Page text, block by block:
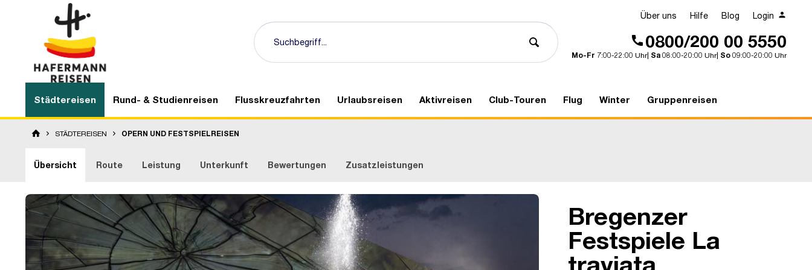
Über uns Hilfe Blog Login
0800/200 00 5550
Mo-Fr 7:00-22:00 Uhr| Sa 08:00-20:00 Uhr| So 09:00-20:00 Uhr
Städtereisen Rund- & Studienreisen Flusskreuzfahrten Urlaubsreisen Aktivreisen Club-Touren Flug Winter Gruppenreisen
STÄDTEREISEN OPERN UND FESTSPIELREISEN
Übersicht Route Leistung Unterkunft Bewertungen Zusatzleistungen
Bregenzer Festspiele - La traviata
Bregenzer
Festspiele La
traviata